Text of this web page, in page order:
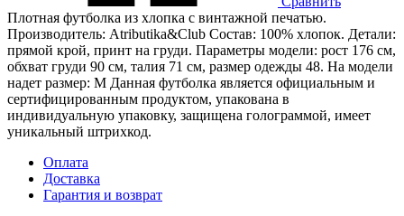
Плотная футболка из хлопка с винтажной печатью.
Производитель: Atributika&Club Состав: 100% хлопок. Детали:
прямой крой, принт на груди. Параметры модели: рост 176 см,
обхват груди 90 см, талия 71 см, размер одежды 48. На модели
надет размер: М Данная футболка является официальным и
сертифицированным продуктом, упакована в
индивидуальную упаковку, защищена голограммой, имеет
уникальный штрихкод.
Оплата
Доставка
Гарантия и возврат